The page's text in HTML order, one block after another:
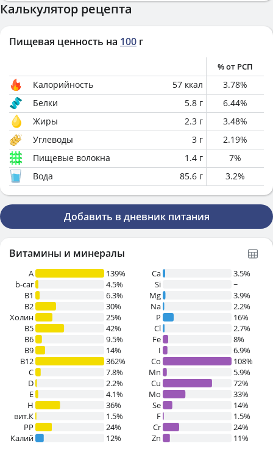
Калькулятор рецепта
Пищевая ценность на 100 г
% от РСП
Калорийность 57 ккал 3.78%
Белки
5.8 г 6.44%
Жиры
2.3 г 3.48%
Углеводы
3 г 2.19%
Пищевые волокна
1.4 г 7%
Вода
85.6 г 3.2%
Добавить в дневник питания
Витамины и минералы
A
139%
b-car
4.5%
В1
6.3%
B2
30%
Холин
25%
B5
42%
B6
9.5%
B9
14%
B12
362%
C
7.8%
D
2.2%
E
4.1%
H
36%
вит.К
1.5%
PP
24%
Калий
12%
Ca
3.5%
Si
~
Mg
3.9%
Na
2.2%
P
16%
Cl
2.7%
Fe
8%
I
6.9%
Co
108%
Mn
5.9%
Cu
72%
Mo
33%
Se
14%
F
1.5%
Cr
24%
Zn
11%